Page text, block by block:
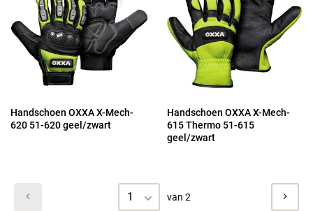
Handschoen OXXA X-Mech-
620 51-620 geel/zwart
Handschoen OXXA X-Mech-
615 Thermo 51-615
geel/zwart
1 van 2